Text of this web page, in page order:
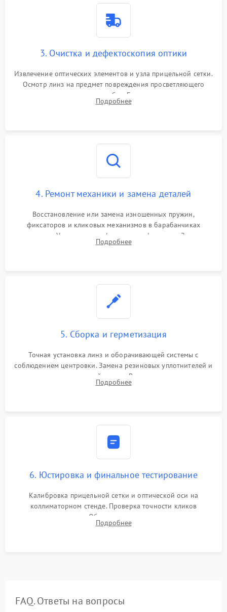
3. Очистка и дефектоскопия оптики
Извлечение оптических элементов и узла прицельной сетки.
Осмотр линз на предмет повреждения просветляющего
покрытия или появления грибка. Бережная очистка стекол
спецрастворами. Проверка целостности гравированной
Подробнее
4. Ремонт механики и замена деталей
Восстановление или замена изношенных пружин,
фиксаторов и кликовых механизмов в барабанчиках
поправок. Устранение люфтов в трансфокаторе. Замена
поврежденных линз, разбитой сетки или восстановление
Подробнее
5. Сборка и герметизация
Точная установка линз и оборачивающей системы с
соблюдением центровки. Замена резиновых уплотнителей и
нанесение влагозащитной смазки. Вакуумирование корпуса
и заполнение его осушенным азотом или аргоном для
Подробнее
6. Юстировка и финальное тестирование
Калибровка прицельной сетки и оптической оси на
коллиматорном стенде. Проверка точности кликов
механизма поправок. Обязательное испытание прицела на
ударном стенде для проверки устойчивости к отдаче и
Подробнее
FAQ. Ответы на вопросы